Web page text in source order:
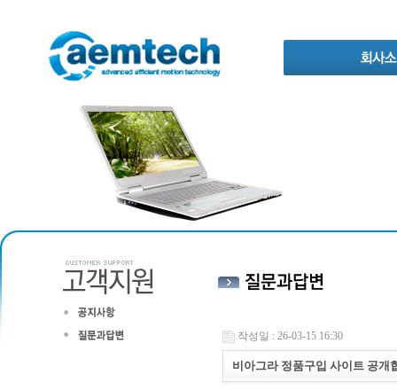
작성일 : 26-03-15 16:30
비아그라 정품구입 사이트 공개